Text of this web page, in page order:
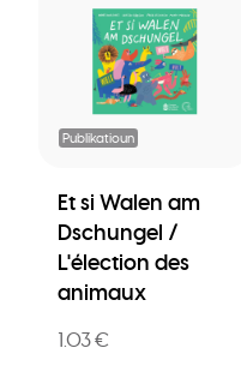
Publikatioun
Et si Walen am
Dschungel /
L'élection des
animaux
1.03 €